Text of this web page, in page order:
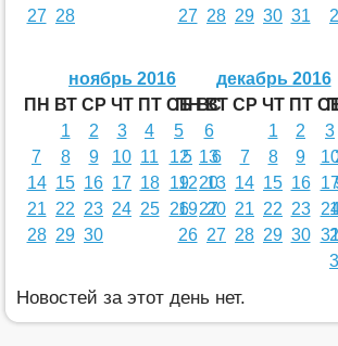
27 28
27 28 29 30 31
ноябрь 2016
ПН ВТ СР ЧТ ПТ СБ ВС
1
2 3 4 5
6
7
8 9 10 11 12
13
14 15 16 17 18 19
20
21 22 23 24 25 26
27
28 29 30
декабрь 2016
ПН ВТ СР ЧТ ПТ
1
2 3
5
6 7 8 9
12 13 14 15 16
19 20 21 22 23
26 27 28 29 30
Новостей за этот день нет.